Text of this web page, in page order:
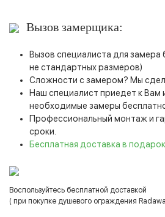
Вызов замерщика:
Вызов специалиста для замера
не стандартных размеров)
Сложности с замером? Мы
Наш специалист приедет к Вам
необходимые замеры
Профессиональный монтаж и
сроки.
Бесплатная доставка в подарок
Воспользуйтесь бесплатной доставкой
( при покупке душевого ограждения